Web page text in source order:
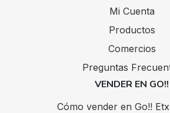
Mi Cuenta
Productos
Comercios
Preguntas
VENDER EN GO!!
Cómo vender en Go!!